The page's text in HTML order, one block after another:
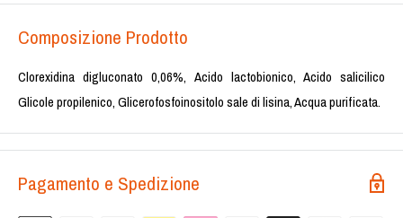
Composizione Prodotto
Clorexidina digluconato 0,06%, Acido lactobionico, Acido salicilico
Glicole propilenico, Glicerofosfoinositolo sale di lisina, Acqua purificata.
Pagamento e Spedizione